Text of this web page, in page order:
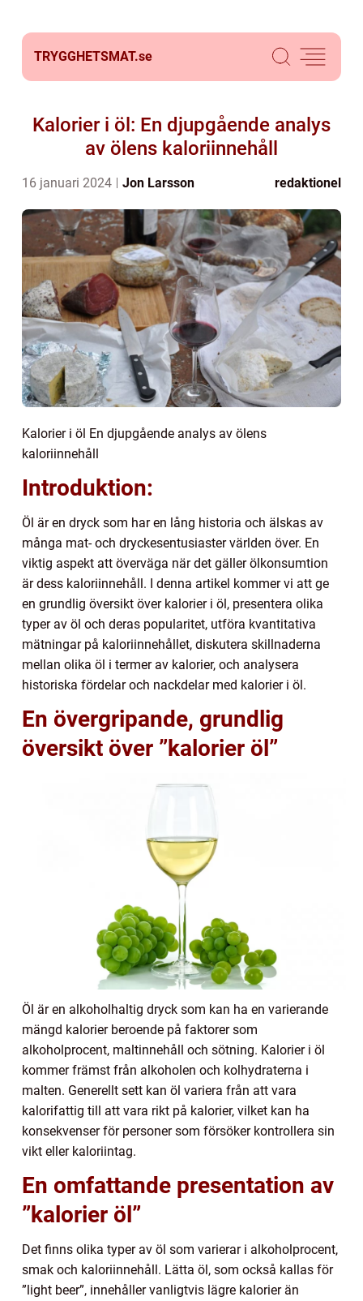
TRYGGHETSMAT.se
Kalorier i öl: En djupgående analys
av ölens kaloriinnehåll
16 januari 2024 Jon Larsson redaktionel
Kalorier i öl En djupgående analys av ölens
kaloriinnehåll
Introduktion:
Öl är en dryck som har en lång historia och älskas av
många mat- och dryckesentusiaster världen över. En
viktig aspekt att överväga när det gäller ölkonsumtion
är dess kaloriinnehåll. I denna artikel kommer vi att ge
en grundlig översikt över kalorier i öl, presentera olika
typer av öl och deras popularitet, utföra kvantitativa
mätningar på kaloriinnehållet, diskutera skillnaderna
mellan olika öl i termer av kalorier, och analysera
historiska fördelar och nackdelar med kalorier i öl.
En övergripande, grundlig
översikt över ”kalorier öl”
Öl är en alkoholhaltig dryck som kan ha en varierande
mängd kalorier beroende på faktorer som
alkoholprocent, maltinnehåll och sötning. Kalorier i öl
kommer främst från alkoholen och kolhydraterna i
malten. Generellt sett kan öl variera från att vara
kalorifattig till att vara rikt på kalorier, vilket kan ha
konsekvenser för personer som försöker kontrollera sin
vikt eller kaloriintag.
En omfattande presentation av
”kalorier öl”
Det finns olika typer av öl som varierar i alkoholprocent,
smak och kaloriinnehåll. Lätta öl, som också kallas för
”light beer”, innehåller vanligtvis lägre kalorier än